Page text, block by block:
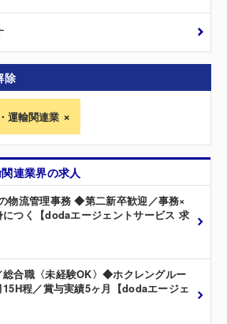
除
運輸関連業
連業界の求人
物流管理事務 ◆第二新卒歓迎／事務×
つく【dodaエージェントサービス 求
総合職〈未経験OK〉◆ホクレングルー
程／賞与実績5ヶ月【dodaエージェ